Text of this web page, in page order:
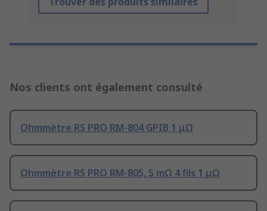
Nos clients ont également consulté
Ohmmètre RS PRO RM-804 GPIB 1 μΩ
Ohmmètre RS PRO RM-805, 5 mΩ 4 fils 1 μΩ